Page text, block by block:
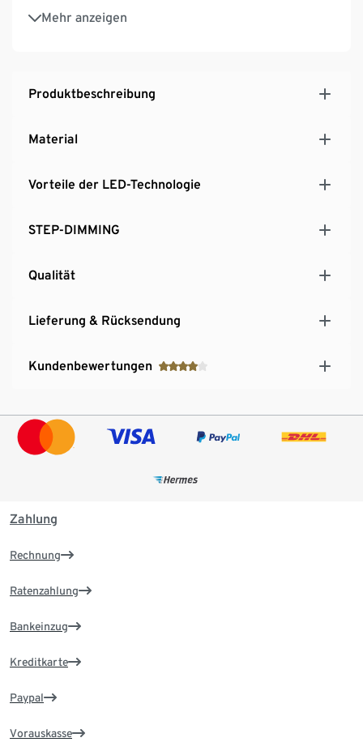
Mehr anzeigen
Per Step-Dimming in 3 Stufen dimmbar
Inkl. Befestigungsmaterial
Produktbeschreibung
Material
Vorteile der LED-Technologie
STEP-DIMMING
Qualität
Lieferung & Rücksendung
Kundenbewertungen
Zahlung
Rechnung
Ratenzahlung
Bankeinzug
Kreditkarte
Paypal
Vorauskasse